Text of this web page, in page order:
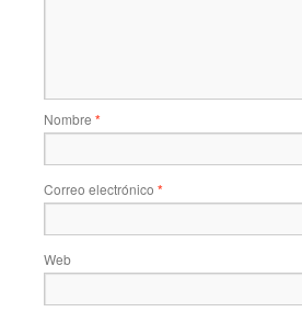
Nombre *
Correo electrónico *
Web